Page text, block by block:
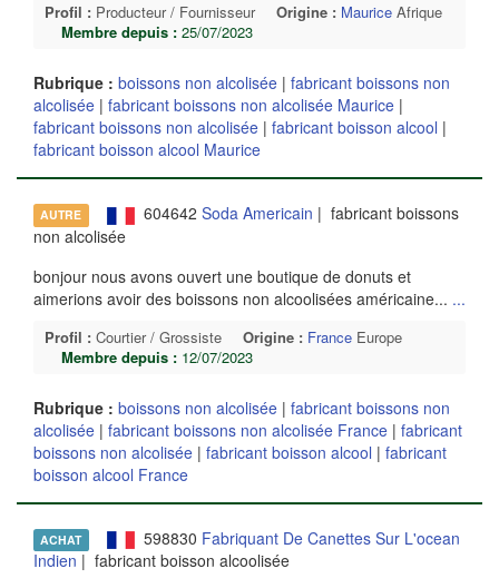
Profil : Producteur / Fournisseur Origine : Maurice Afrique
Membre depuis : 25/07/2023
Rubrique : boissons non alcolisée | fabricant boissons non
alcolisée | fabricant boissons non alcolisée Maurice |
fabricant boissons non alcolisée | fabricant boisson alcool |
fabricant boisson alcool Maurice
AUTRE 604642 Soda Americain | fabricant boissons
non alcolisée
bonjour nous avons ouvert une boutique de donuts et
aimerions avoir des boissons non alcoolisées américaine... ...
Profil : Courtier / Grossiste Origine : France Europe
Membre depuis : 12/07/2023
Rubrique : boissons non alcolisée | fabricant boissons non
alcolisée | fabricant boissons non alcolisée France | fabricant
boissons non alcolisée | fabricant boisson alcool | fabricant
boisson alcool France
ACHAT 598830 Fabriquant De Canettes Sur L'ocean
Indien | fabricant boisson alcoolisée